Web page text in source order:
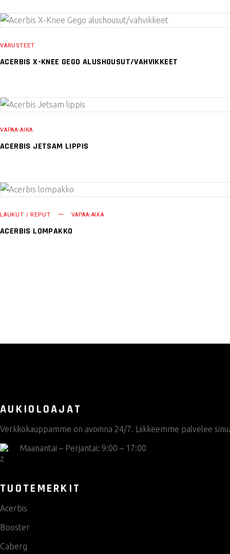
VARUSTEET
ACERBIS X-KNEE GEGO ALUSHOUSUT/VAHVIKKEET
VAPAA-AIKA
ACERBIS JETSAM LIPPIS
LAUKUT / REPUT VAPAA-AIKA
ACERBIS LOMPAKKO
AUKIOLOAJAT
Verkkokauppamme on avoinna 24/7. Liikkeemme palvelee
Maanantai – Perjantai: 9:00 – 17:00
TUOTEMERKIT
Acerbis
Booster
Caberg